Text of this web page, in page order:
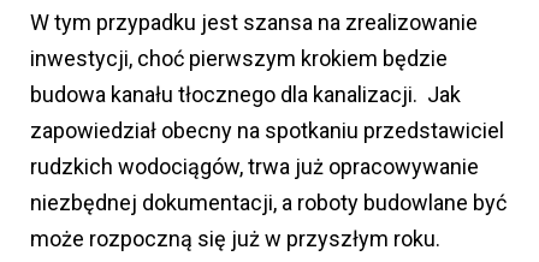
W tym przypadku jest szansa na zrealizowanie
inwestycji, choć pierwszym krokiem będzie
budowa kanału tłocznego dla kanalizacji. Jak
zapowiedział obecny na spotkaniu przedstawiciel
rudzkich wodociągów, trwa już opracowywanie
niezbędnej dokumentacji, a roboty budowlane być
może rozpoczną się już w przyszłym roku.